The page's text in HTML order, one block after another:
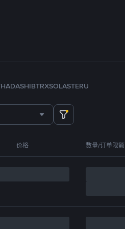
ADASHIBTRXSOLASTERU
价格 数量/订单限额